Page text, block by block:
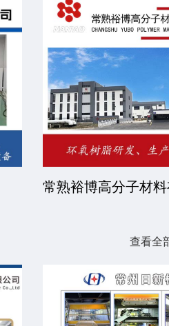
常熟裕博高分子材
查看全